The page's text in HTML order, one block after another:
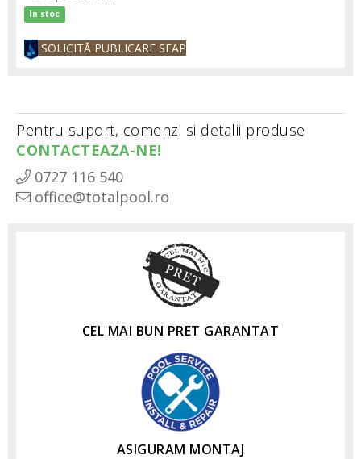
In stoc
SOLICITĂ PUBLICARE SEAP
Pentru suport, comenzi si detalii produse
CONTACTEAZA-NE!
0727 116 540
office@totalpool.ro
CEL MAI BUN PRET GARANTAT
ASIGURAM MONTAJ